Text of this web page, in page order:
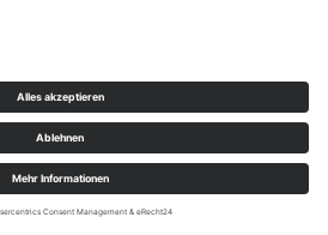
werden evtl. nicht immer
Selbstverständlich sind
gemeint.